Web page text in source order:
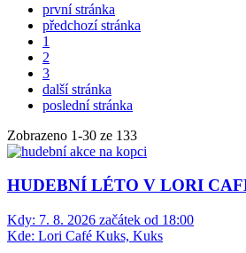
první stránka
předchozí stránka
1
2
3
další stránka
poslední stránka
Zobrazeno 1-30 ze 133
HUDEBNÍ LÉTO V LORI
Kdy: 7. 8. 2026 začátek od 18:00
Kde: Lori Café Kuks, Kuks